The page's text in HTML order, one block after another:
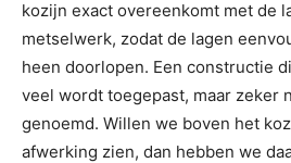
kozijn exact overeenkomt met de
metselwerk, zodat de lagen
heen doorlopen. Een constructie
veel wordt toegepast, maar zeker
genoemd. Willen we boven het
afwerking zien, dan hebben we